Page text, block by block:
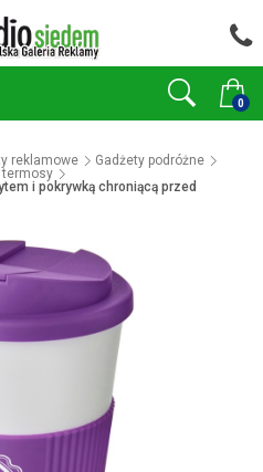
0
reklamowe
Gadżety podróżne
termosy
i pokrywką chroniącą przed